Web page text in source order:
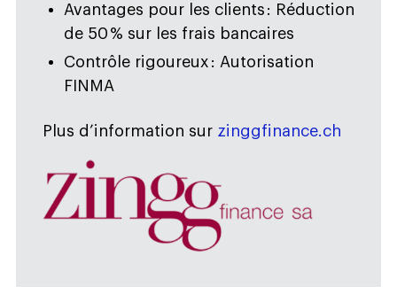
Avantages pour les clients : Réduction
de 50 % sur les frais bancaires
Contrôle rigoureux : Autorisation
FINMA
Plus d’information sur zinggfinance.ch